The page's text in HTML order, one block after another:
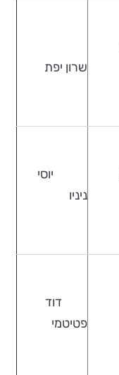
שרון יפת
יוסי
ניניו
דוד
פטיטמי